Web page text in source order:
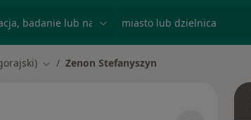
Zmień miasto
Zenon Stefanyszyn